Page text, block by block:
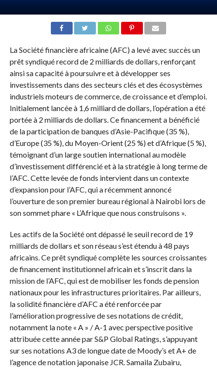
La Société financière africaine (AFC) a levé avec succès un
prêt syndiqué record de 2 milliards de dollars, renforçant
ainsi sa capacité à poursuivre et à développer ses
investissements dans des secteurs clés et des écosystèmes
industriels moteurs de commerce, de croissance et d’emploi.
Initialement lancée à 1,6 milliard de dollars, l’opération a été
portée à 2 milliards de dollars. Ce financement a bénéficié
de la participation de banques d’Asie-Pacifique (35 %),
d’Europe (35 %), du Moyen-Orient (25 %) et d’Afrique (5 %),
témoignant d’un large soutien international au modèle
d’investissement différencié et à la stratégie à long terme de
l’AFC. Cette levée de fonds intervient dans un contexte
d’expansion pour l’AFC, qui a récemment annoncé
l’ouverture de son premier bureau régional à Nairobi lors de
son sommet phare « L’Afrique que nous construisons ».
Les actifs de la Société ont dépassé le seuil record de 19
milliards de dollars et son réseau s’est étendu à 48 pays
africains. Ce prêt syndiqué complète les sources croissantes
de financement institutionnel africain et s’inscrit dans la
mission de l’AFC, qui est de mobiliser les fonds de pension
nationaux pour les infrastructures prioritaires. Par ailleurs,
la solidité financière d’AFC a été renforcée par
l’amélioration progressive de ses notations de crédit,
notamment la note « A » / A-1 avec perspective positive
attribuée cette année par S&P Global Ratings, s’appuyant
sur ses notations A3 de longue date de Moody’s et A+ de
l’agence de notation japonaise JCR. Samaila Zubairu,